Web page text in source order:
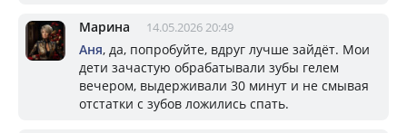
Марина 14.05.2026 20:49
Аня, да, попробуйте, вдруг лучше зайдёт. Мои
дети зачастую обрабатывали зубы гелем
вечером, выдерживали 30 минут и не смывая
отстатки с зубов ложились спать.